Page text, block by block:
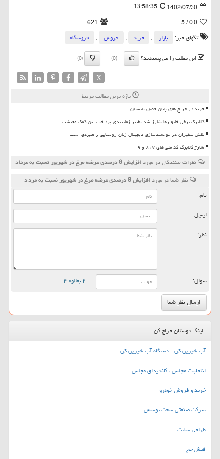
1402/07/30
13:58:35
0.0
/ 5
621
تگهای خبر:
بازار , خرید , فروش ,
فروشگاه
این مطلب را می پسندید؟
(0)
(0)
X
تازه ترین مطالب مرتبط
خرید در حراج های پایان فصل تابستان
کالابرگ برخی خانوارها شارژ شد تغییر زمانبندی پرداخت این کمک معیشت
نقش سفیران در توانمندسازی دیجیتال زنان روستایی راهبردی است
شارژ کالابرگ کد ملی های ۷، ۸ و ۹
نظرات بینندگان در موردافزایش 8 درصدی عرضه مرغ در شهریور نسبت به مرداد
نظر شما در موردافزایش 8 درصدی عرضه مرغ در شهریور نسبت به مرداد
نام:
ایمیل:
نظر:
سوال: = ۲ بعلاوه ۳
لینک دوستان حراج کن
آب شیرین کن - دستگاه آب شیرین کن
انتخابات مجلس ، کاندیدای مجلس
خرید و فروش خودرو
شرکت صنعتی سخت پوشش
طراحی سایت
فیش حج